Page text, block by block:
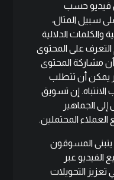
فيديو حسب
سبيل المثال،
الدلالية
على المحتوى
مشاركة المحتوى
يمكن أن تتطلب
إن تسويق
الجماهير
المحتملين.
المسوقون
الفيديو عبر
التحويلات